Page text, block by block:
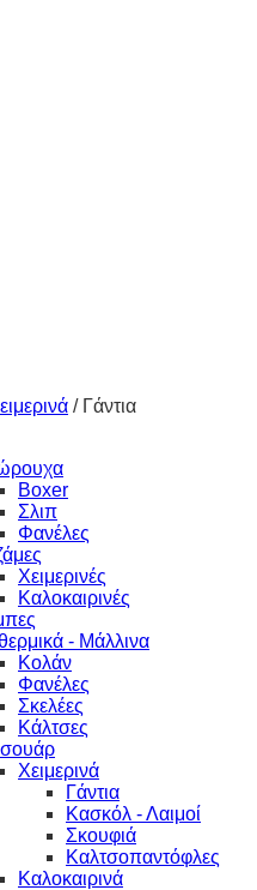
Boxer
Σλιπ
Φανέλες
Χειμερινές
Καλοκαιρινές
- Μάλλινα
Κολάν
Φανέλες
Σκελέες
Κάλτσες
Χειμερινά
Γάντια
Κασκόλ - Λαιμοί
Σκουφιά
Καλτσοπαντόφλες
Καλοκαιρινά
/Γάντια